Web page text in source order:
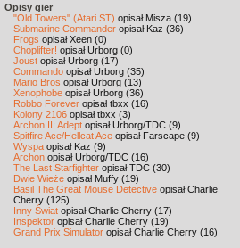
Opisy gier
"Old Towers" (Atari ST) opisał Misza (19)
Submarine Commander opisał Kaz (36)
Frogs opisał Xeen (0)
Choplifter! opisał Urborg (0)
Joust opisał Urborg (17)
Commando opisał Urborg (35)
Mario Bros opisał Urborg (13)
Xenophobe opisał Urborg (36)
Robbo Forever opisał tbxx (16)
Kolony 2106 opisał tbxx (3)
Archon II: Adept opisał Urborg/TDC (9)
Spitfire Ace/Hellcat Ace opisał Farscape (9)
Wyspa opisał Kaz (9)
Archon opisał Urborg/TDC (16)
The Last Starfighter opisał TDC (30)
Dwie Wieże opisał Muffy (19)
Basil The Great Mouse Detective opisał Charlie
Cherry (125)
Inny Świat opisał Charlie Cherry (17)
Inspektor opisał Charlie Cherry (19)
Grand Prix Simulator opisał Charlie Cherry (16)